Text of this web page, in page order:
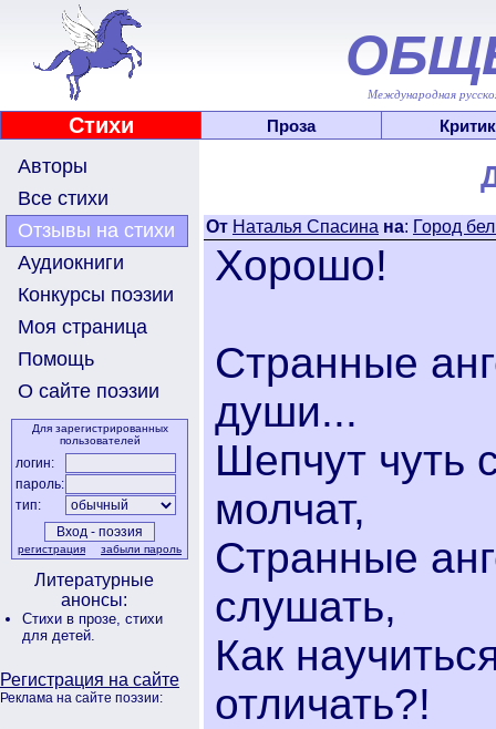
Международная
Стихи Проза
Авторы
Все стихи
Отзывы на стихи
Аудиокниги
Конкурсы поэзии
Моя страница
Помощь
О сайте поэзии
Для зарегистрированных
пользователей
логин:
пароль:
тип:
регистрация забыли пароль
Литературные
анонсы:
Стихи в прозе, стихи
для детей.
Регистрация на сайте
Реклама на сайте поэзии:
От Наталья Спасина на: Город
Хорошо!
Странные
души...
Шепчут чуть
молчат,
Странные
слушать,
Как
отличать?!